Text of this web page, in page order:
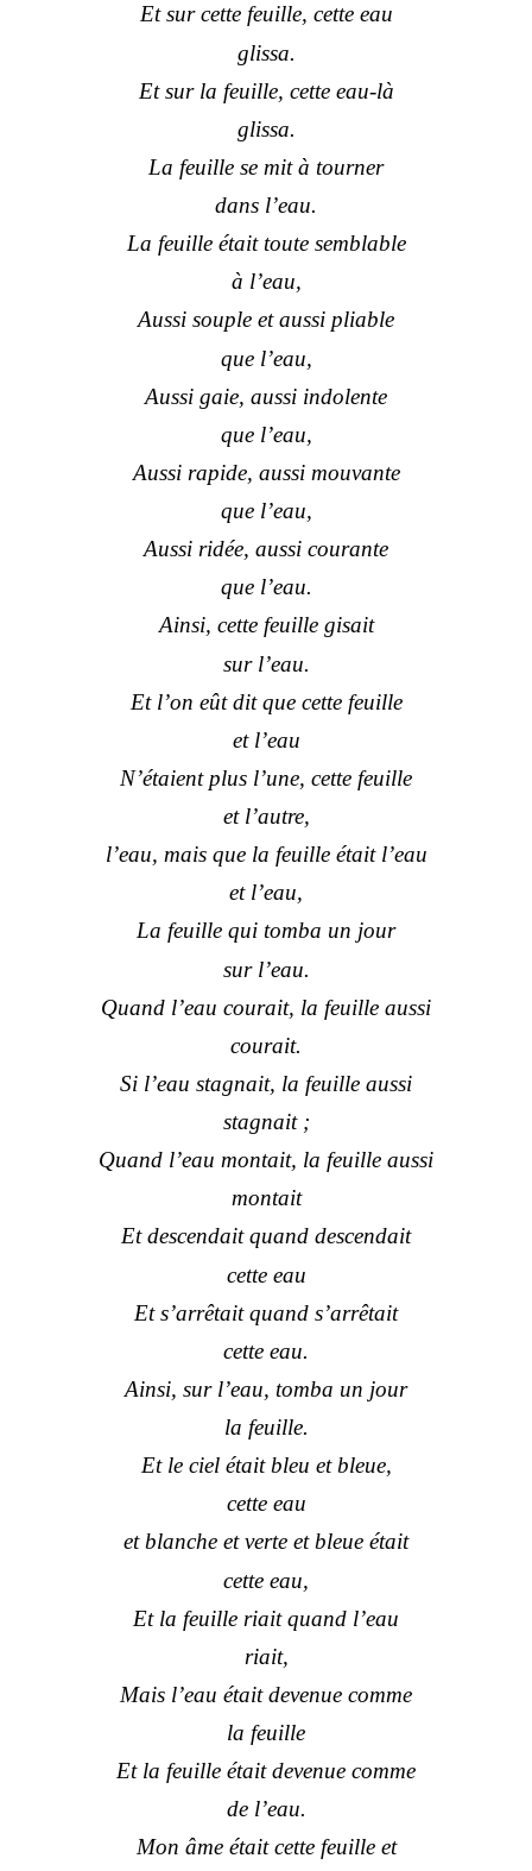
Et sur cette feuille, cette eau
glissa.
Et sur la feuille, cette eau-là
glissa.
La feuille se mit à tourner
dans l’eau.
La feuille était toute semblable
à l’eau,
Aussi souple et aussi pliable
que l’eau,
Aussi gaie, aussi indolente
que l’eau,
Aussi rapide, aussi mouvante
que l’eau,
Aussi ridée, aussi courante
que l’eau.
Ainsi, cette feuille gisait
sur l’eau.
Et l’on eût dit que cette feuille
et l’eau
N’étaient plus l’une, cette feuille
et l’autre,
l’eau, mais que la feuille était l’eau
et l’eau,
La feuille qui tomba un jour
sur l’eau.
Quand l’eau courait, la feuille aussi
courait.
Si l’eau stagnait, la feuille aussi
stagnait ;
Quand l’eau montait, la feuille aussi
montait
Et descendait quand descendait
cette eau
Et s’arrêtait quand s’arrêtait
cette eau.
Ainsi, sur l’eau, tomba un jour
la feuille.
Et le ciel était bleu et bleue,
cette eau
et blanche et verte et bleue était
cette eau,
Et la feuille riait quand l’eau
riait,
Mais l’eau était devenue comme
la feuille
Et la feuille était devenue comme
de l’eau.
Mon âme était cette feuille et